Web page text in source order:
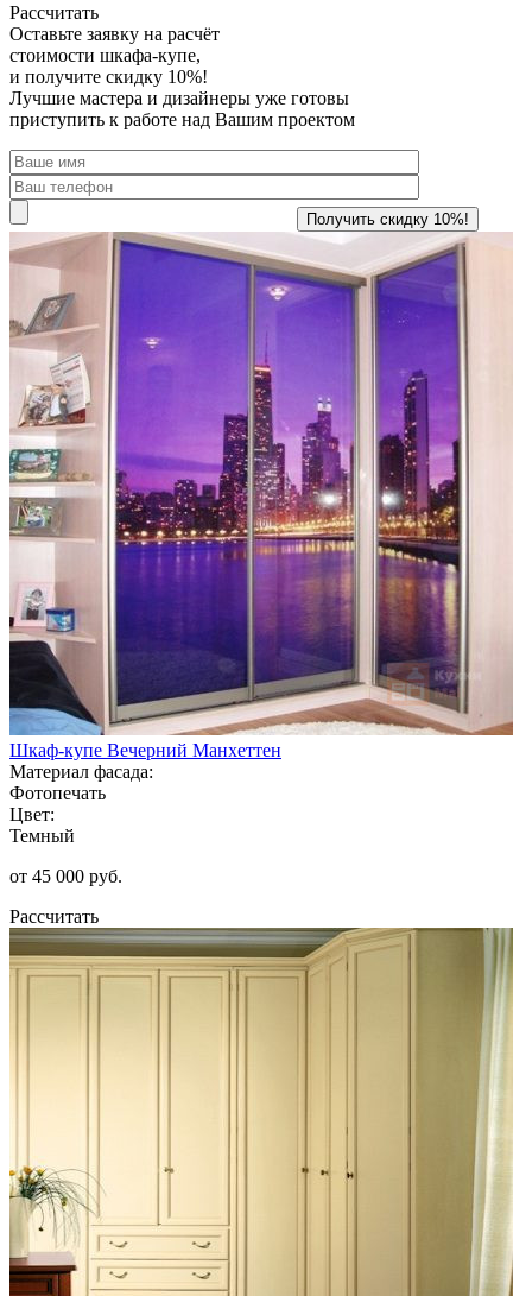
Рассчитать
Оставьте заявку на расчёт
стоимости шкафа-купе,
и получите скидку 10%!
Лучшие мастера и дизайнеры уже готовы
приступить к работе над Вашим проектом
Шкаф-купе Вечерний Манхеттен
Материал фасада:
Фотопечать
Цвет:
Темный
от 45 000 руб.
Рассчитать